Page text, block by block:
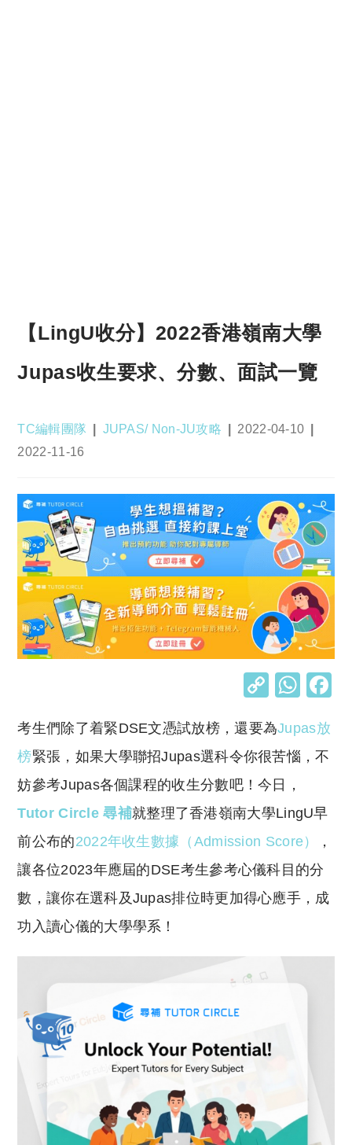
【LingU收分】2022香港嶺南大學
Jupas收生要求、分數、面試一覽
Post
author:
TC編輯團隊
Post
JUPAS/ Non-JU攻略
Post
2022-04-10
Post
2022-11-16
C
p
y
Li
n
k
W
at
s
p
考生們除了着緊DSE文憑試放榜，還要為Jupas放
榜緊張，如果大學聯招Jupas選科令你很苦惱，不
妨參考Jupas各個課程的收生分數吧！今日，
Tutor Circle 尋補就整理了香港嶺南大學LingU早
前公布的2022年收生數據（Admission Score）
，
讓各位2023年應屆的DSE考生參考心儀科目的分
數，讓你在選科及Jupas排位時更加得心應手，成
功入讀心儀的大學學系！